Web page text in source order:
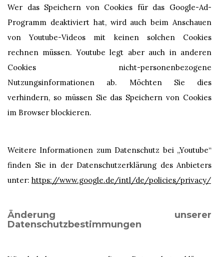
Wer das Speichern von Cookies für das Google-Ad-
Programm deaktiviert hat, wird auch beim Anschauen
von Youtube-Videos mit keinen solchen Cookies
rechnen müssen. Youtube legt aber auch in anderen
Cookies nicht-personenbezogene
Nutzungsinformationen ab. Möchten Sie dies
verhindern, so müssen Sie das Speichern von Cookies
im Browser blockieren.
Weitere Informationen zum Datenschutz bei „Youtube“
finden Sie in der Datenschutzerklärung des Anbieters
unter: https://www.google.de/intl/de/policies/privacy/
Änderung unserer
Datenschutzbestimmungen